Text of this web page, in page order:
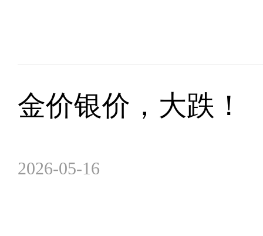
金价银价，大跌！
2026-05-16